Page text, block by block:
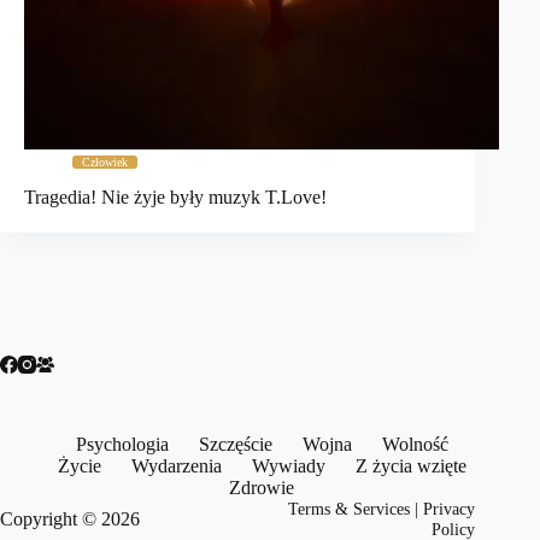
Człowiek
Tragedia! Nie żyje były muzyk T.Love!
Psychologia Szczęście Wojna
Wolność
Życie
Wydarzenia Wywiady
Z życia wzięte
Zdrowie
Copyright © 2026
Terms & Services |Privacy
Policy